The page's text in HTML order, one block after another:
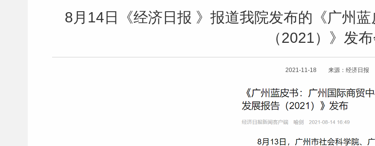
8月14日《经济日报 》报道我院发布的《广州
（2021）》发
2021-11-18 来源：经济日报